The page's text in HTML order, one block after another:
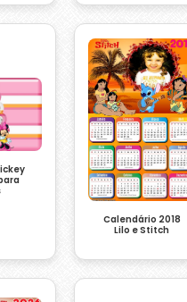
Calendário 2018
Lilo e Stitch